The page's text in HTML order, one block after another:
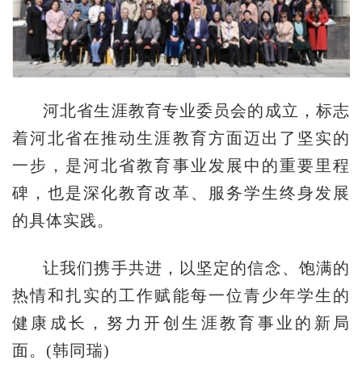
河北省生涯教育专业委员会的成立，标志
着河北省在推动生涯教育方面迈出了坚实的
一步，是河北省教育事业发展中的重要里程
碑，也是深化教育改革、服务学生终身发展
的具体实践。
让我们携手共进，以坚定的信念、饱满的
热情和扎实的工作赋能每一位青少年学生的
健康成长，努力开创生涯教育事业的新局
面。(韩同瑞)